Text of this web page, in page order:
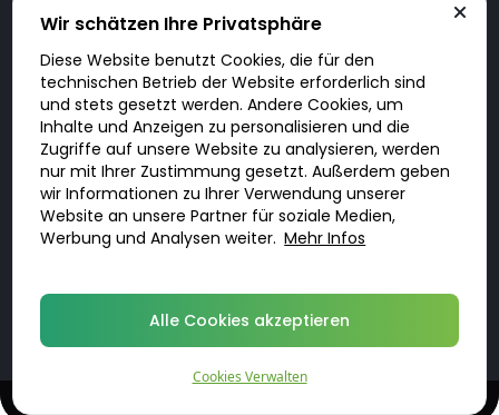
Doktorabc.com ist eine Vermittlungsplattform. Doktorabc ist ausdrücklich
keine Internetapotheke. Doktorabc bietet keine Medikamente oder
sonstige Produkte an oder liefert diese. Jegliche Informationen zu
Produkten, Medikamenten und Preisen auf der Internetseite beinhalten
kein Angebot von Doktorabc an Sie. Für die Einhaltung der in Ihrem Land
geltenden Gesetze und sonstigen Rechtsvorschriften sind Sie als Nutzer
selbst verantwortlich. Die Nutzung unseres Services auf Doktorabc durch
Sie erfolgt auf eigenes Risiko und in eigener Verantwortung. Sie erklären,
diese Internetseite aus eigener Initiative zu besuchen und zu nutzen.
Wir schätzen Ihre Privatsphäre
Diese Website benutzt Cookies, die für den
technischen Betrieb der Website erforderlich sind
und stets gesetzt werden. Andere Cookies, um
Inhalte und Anzeigen zu personalisieren und die
Zugriffe auf unsere Website zu analysieren, werden
nur mit Ihrer Zustimmung gesetzt. Außerdem geben
wir Informationen zu Ihrer Verwendung unserer
Website an unsere Partner für soziale Medien,
Werbung und Analysen weiter. Mehr Infos
Alle Cookies akzeptieren
Cookies Verwalten